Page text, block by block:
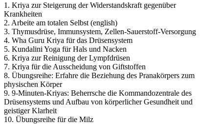
1. Kriya zur Steigerung der Widerstandskraft gegenüber
Krankheiten
2. Arbeite am totalen Selbst (english)
3. Thymusdrüse, Immunsystem, Zellen-Sauerstoff-Versorgung
4. Wha Guru Kriya für das Drüsensystem
5. Kundalini Yoga für Hals und Nacken
6. Kriya zur Reinigung der Lympfdrüsen
7. Kriya für die Ausscheidung von Giftstoffen
8. Übungsreihe: Erfahre die Beziehung des Pranakörpers zum
physischen Körper
9. 9-Minuten-Kriyas: Beherrsche die Kommandozentrale des
Drüsensystems und Aufbau von körperlicher Gesundheit und
geistiger Klarheit
10. Übungsreihe für die Milz